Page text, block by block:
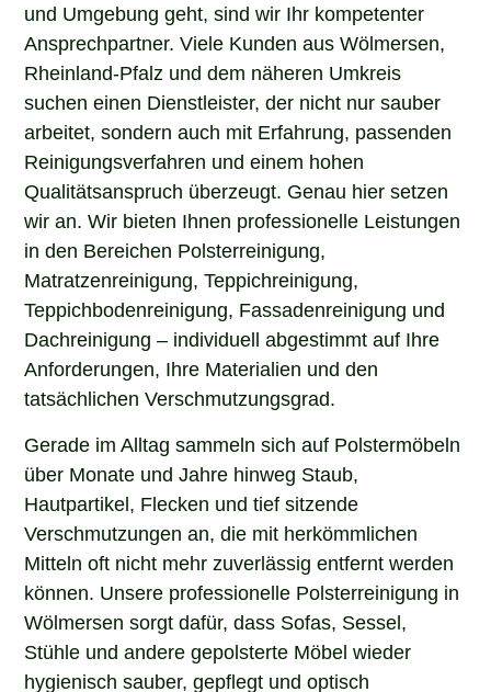
und Umgebung geht, sind wir Ihr kompetenter
Ansprechpartner. Viele Kunden aus Wölmersen,
Rheinland-Pfalz und dem näheren Umkreis
suchen einen Dienstleister, der nicht nur sauber
arbeitet, sondern auch mit Erfahrung, passenden
Reinigungsverfahren und einem hohen
Qualitätsanspruch überzeugt. Genau hier setzen
wir an. Wir bieten Ihnen professionelle Leistungen
in den Bereichen Polsterreinigung,
Matratzenreinigung, Teppichreinigung,
Teppichbodenreinigung, Fassadenreinigung und
Dachreinigung – individuell abgestimmt auf Ihre
Anforderungen, Ihre Materialien und den
tatsächlichen Verschmutzungsgrad.
Gerade im Alltag sammeln sich auf Polstermöbeln
über Monate und Jahre hinweg Staub,
Hautpartikel, Flecken und tief sitzende
Verschmutzungen an, die mit herkömmlichen
Mitteln oft nicht mehr zuverlässig entfernt werden
können. Unsere professionelle Polsterreinigung in
Wölmersen sorgt dafür, dass Sofas, Sessel,
Stühle und andere gepolsterte Möbel wieder
hygienisch sauber, gepflegt und optisch